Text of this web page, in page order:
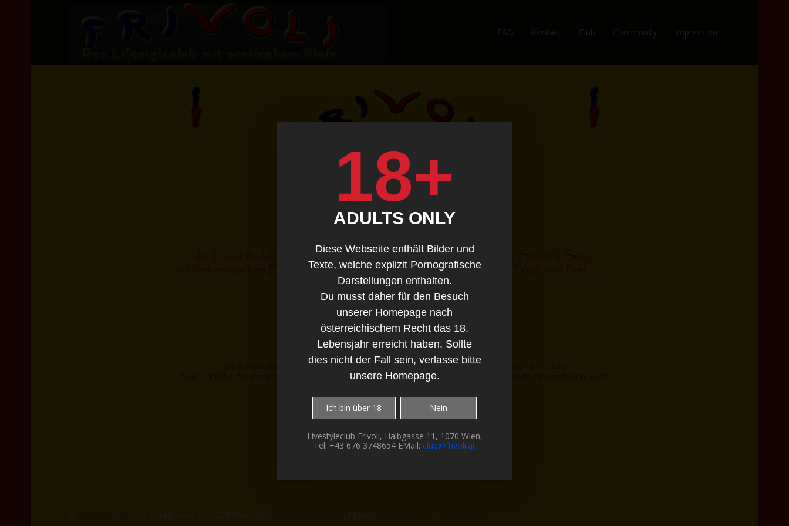
FAQ Kontakt Club Community Impressum
Diese Webseite enthält Bilder und Texte, welche explizit Pornografische Darstellungen enthalten.
Du musst daher für den Besuch unserer Homepage nach österreichischem Recht das 18. Lebensjahr erreicht haben. Sollte
© , Halbgasse 11, 1070 Wien, Tel: , EMail: -
18+
ADULTS ONLY
Diese Webseite enthält Bilder und
Texte, welche explizit Pornografische
Darstellungen enthalten.
Du musst daher für den Besuch
unserer Homepage nach
österreichischem Recht das 18.
Lebensjahr erreicht haben. Sollte
dies nicht der Fall sein, verlasse bitte
unsere Homepage.
Ich bin über 18 Nein
Livestyleclub Frivoli, Halbgasse 11, 1070 Wien,
Tel: +43 676 3748654 EMail: club@frivoli.at